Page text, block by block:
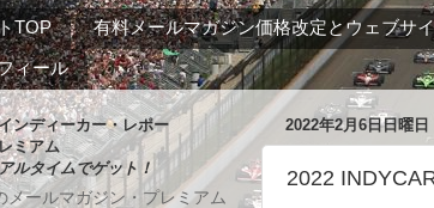
TOP 有料メールマガジン価格改定とウェブサ
ィール
2022年2月6日日曜日
2022
ンディーカー・レポー
ミアム
ルタイムでゲット！
メールマガジン・プレミアム